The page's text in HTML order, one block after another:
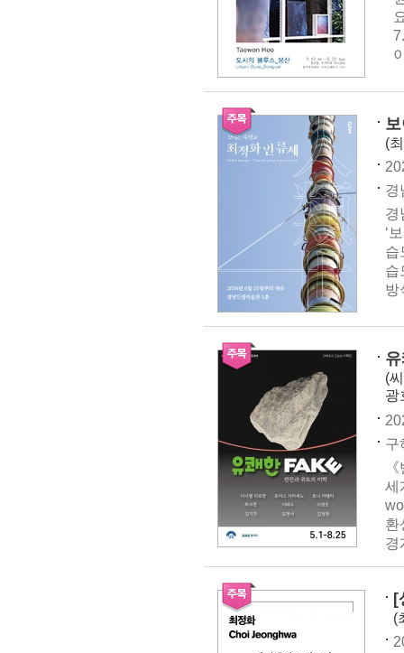
(
경
경
‘
습
습
방
(
광
구
세
환
경
[
(